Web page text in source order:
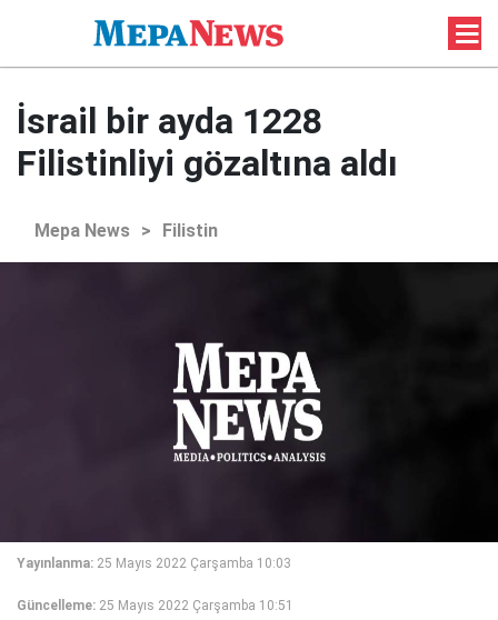
İsrail bir ayda 1228
Filistinliyi gözaltına aldı
Mepa News > Filistin
Yayınlanma: 25 Mayıs 2022 Çarşamba 10:03
Güncelleme: 25 Mayıs 2022 Çarşamba 10:51